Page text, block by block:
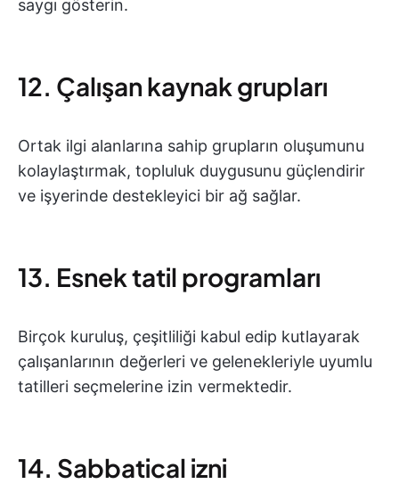
saygı gösterin.
12. Çalışan kaynak grupları
Ortak ilgi alanlarına sahip grupların oluşumunu
kolaylaştırmak, topluluk duygusunu güçlendirir
ve işyerinde destekleyici bir ağ sağlar.
13. Esnek tatil programları
Birçok kuruluş, çeşitliliği kabul edip kutlayarak
çalışanlarının değerleri ve gelenekleriyle uyumlu
tatilleri seçmelerine izin vermektedir.
14. Sabbatical izni